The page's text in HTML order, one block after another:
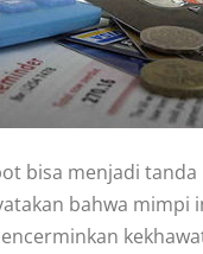
bisa menjadi
bahwa